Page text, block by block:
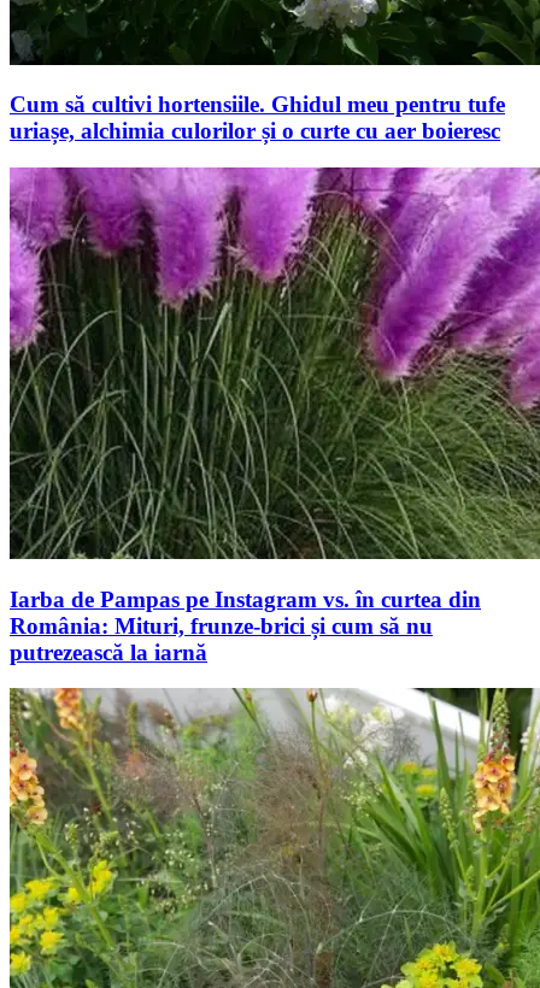
Cum să cultivi hortensiile. Ghidul meu pentru tufe
uriașe, alchimia culorilor și o curte cu aer boieresc
Iarba de Pampas pe Instagram vs. în curtea din
România: Mituri, frunze-brici și cum să nu
putrezească la iarnă